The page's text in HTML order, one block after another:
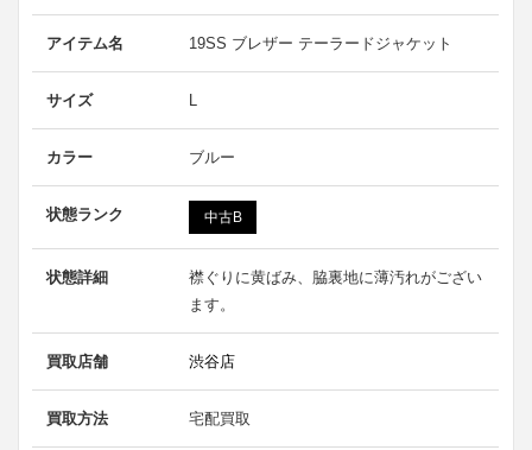
アイテム名 19SS ブレザー テーラードジャケット
サイズ
カラー ブルー
状態ランク 中古B
状態詳細
襟ぐりに黄ばみ、脇裏地に薄汚れがござい
ます。
買取店舗 渋谷店
買取方法 宅配買取